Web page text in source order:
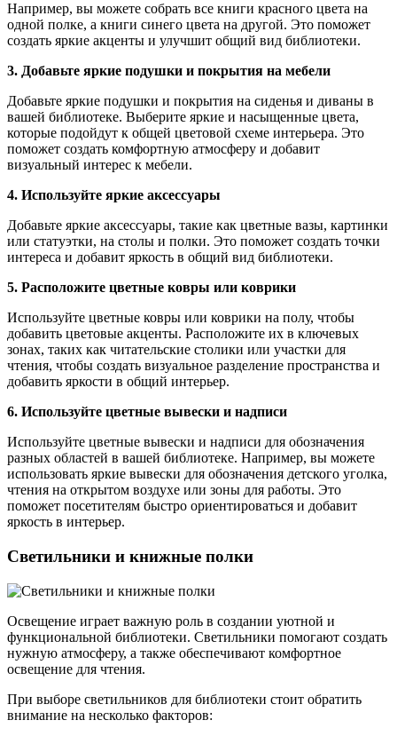
Например, вы можете собрать все книги красного цвета на
одной полке, а книги синего цвета на другой. Это поможет
создать яркие акценты и улучшит общий вид библиотеки.
3. Добавьте яркие подушки и покрытия на мебели
Добавьте яркие подушки и покрытия на сиденья и диваны в
вашей библиотеке. Выберите яркие и насыщенные цвета,
которые подойдут к общей цветовой схеме интерьера. Это
поможет создать комфортную атмосферу и добавит
визуальный интерес к мебели.
4. Используйте яркие аксессуары
Добавьте яркие аксессуары, такие как цветные вазы, картинки
или статуэтки, на столы и полки. Это поможет создать точки
интереса и добавит яркость в общий вид библиотеки.
5. Расположите цветные ковры или коврики
Используйте цветные ковры или коврики на полу, чтобы
добавить цветовые акценты. Расположите их в ключевых
зонах, таких как читательские столики или участки для
чтения, чтобы создать визуальное разделение пространства и
добавить яркости в общий интерьер.
6. Используйте цветные вывески и надписи
Используйте цветные вывески и надписи для обозначения
разных областей в вашей библиотеке. Например, вы можете
использовать яркие вывески для обозначения детского уголка,
чтения на открытом воздухе или зоны для работы. Это
поможет посетителям быстро ориентироваться и добавит
яркость в интерьер.
Светильники и книжные полки
Освещение играет важную роль в создании уютной и
функциональной библиотеки. Светильники помогают создать
нужную атмосферу, а также обеспечивают комфортное
освещение для чтения.
При выборе светильников для библиотеки стоит обратить
внимание на несколько факторов: